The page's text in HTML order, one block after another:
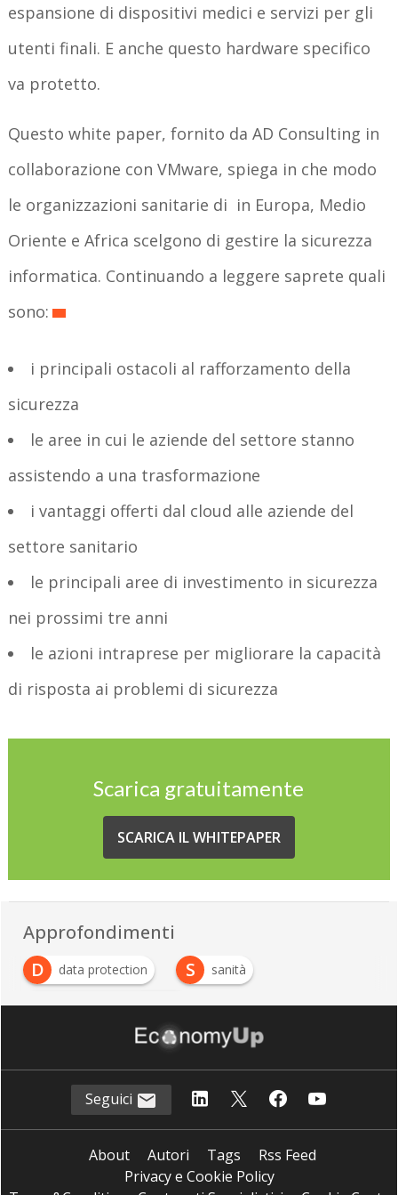
espansione di dispositivi medici e servizi per gli
utenti finali. E anche questo hardware specifico
va protetto.
Questo white paper, fornito da AD Consulting in
collaborazione con VMware, spiega in che modo
le organizzazioni sanitarie di in Europa, Medio
Oriente e Africa scelgono di gestire la sicurezza
informatica. Continuando a leggere saprete quali
sono:
i principali ostacoli al rafforzamento della
sicurezza
le aree in cui le aziende del settore stanno
assistendo a una trasformazione
i vantaggi offerti dal cloud alle aziende del
settore sanitario
le principali aree di investimento in sicurezza
nei prossimi tre anni
le azioni intraprese per migliorare la capacità
di risposta ai problemi di sicurezza
Scarica gratuitamente
SCARICA IL WHITEPAPER
Approfondimenti
D
data protection S sanità
S Sicurezza informatica
Seguici
About Autori Tags
Rss Feed
Privacy e Cookie Policy